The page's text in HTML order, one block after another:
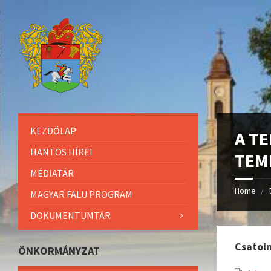
A
Home
KEZDŐLAP
HANTOS HÍREI
MÉDIATÁR
MAGYAR FALU PROGRAM
DOKUMENTUMTÁR
ÖNKORMÁNYZAT